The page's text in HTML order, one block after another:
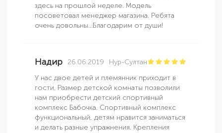
здесь на прошлой неделе. Модель
посоветовал менеджер магазина. Ребята
очень довольны...Благодарим от души!
Надир 26.06.2019
Нур-Султан
У нас двое детей и племянник приходит в
гости. Размер детской комнаты позволили
нам приобрести детский спортивный
комплекс Бабочка. Спортивный комплекс
функциональный, детям нравится заниматься
и делать разные упражнения. Крепления